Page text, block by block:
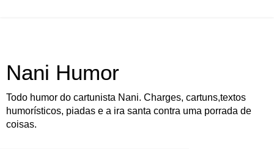
Nani Humor
Todo humor do cartunista Nani. Charges, cartuns,textos
humorísticos, piadas e a ira santa contra uma porrada de
coisas.